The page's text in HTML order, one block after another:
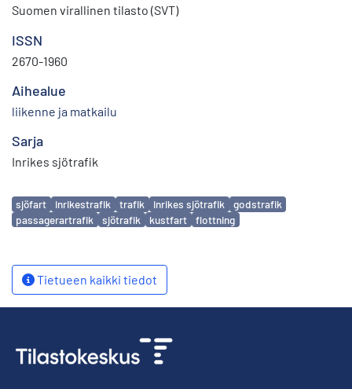
Suomen virallinen tilasto (SVT)
ISSN
2670-1960
Aihealue
liikenne ja matkailu
Sarja
Inrikes sjötrafik
Avainsanat
sjöfart inrikestrafik trafik inrikes sjötrafik
godstrafik
passagerartrafik
sjötrafik kustfart flottning
Tietueen kaikki tiedot